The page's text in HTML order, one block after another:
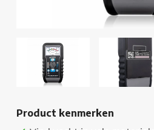
Product kenmerken